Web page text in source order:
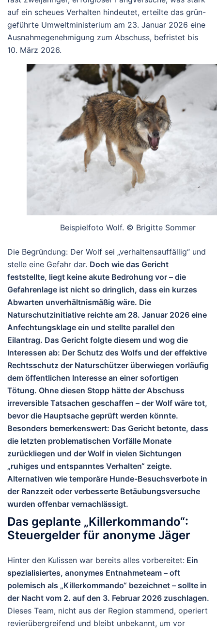
auf ein scheues Verhalten hindeutet, erteilte das grün-
geführte Umweltministerium am 23. Januar 2026 eine
Ausnahmegenehmigung zum Abschuss, befristet bis
10. März 2026.
Beispielfoto Wolf. © Brigitte Sommer
Die Begründung: Der Wolf sei „verhaltensauffällig“ und
stelle eine Gefahr dar. Doch wie das Gericht
feststellte, liegt keine akute Bedrohung vor – die
Gefahrenlage ist nicht so dringlich, dass ein kurzes
Abwarten unverhältnismäßig wäre. Die
Naturschutzinitiative reichte am 28. Januar 2026 eine
Anfechtungsklage ein und stellte parallel den
Eilantrag. Das Gericht folgte diesem und wog die
Interessen ab: Der Schutz des Wolfs und der effektive
Rechtsschutz der Naturschützer überwiegen vorläufig
dem öffentlichen Interesse an einer sofortigen
Tötung. Ohne diesen Stopp hätte der Abschuss
irreversible Tatsachen geschaffen – der Wolf wäre tot,
bevor die Hauptsache geprüft werden könnte.
Besonders bemerkenswert: Das Gericht betonte, dass
die letzten problematischen Vorfälle Monate
zurückliegen und der Wolf in vielen Sichtungen
„ruhiges und entspanntes Verhalten“ zeigte.
Alternativen wie temporäre Hunde-Besuchsverbote in
der Ranzzeit oder verbesserte Betäubungsversuche
wurden offenbar vernachlässigt.
Das geplante „Killerkommando“:
Steuergelder für anonyme Jäger
Hinter den Kulissen war bereits alles vorbereitet: Ein
spezialisiertes, anonymes Entnahmeteam – oft
polemisch als „Killerkommando“ bezeichnet – sollte in
der Nacht vom 2. auf den 3. Februar 2026 zuschlagen.
Dieses Team, nicht aus der Region stammend, operiert
revierübergreifend und bleibt unbekannt, um vor